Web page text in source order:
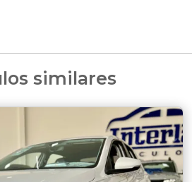
similares